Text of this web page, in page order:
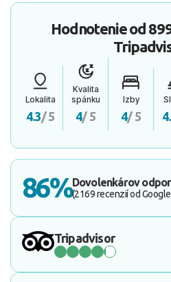
Hodnotenie od
Lokalita
4.3/ 5
Kvalita
spánku
4/ 5
Izby
4/ 5
86%Dovolenkárov
(2169 recenzií od
Tripadvisor